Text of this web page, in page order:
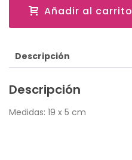
Añadir al carrito
Descripción
Descripción
Medidas: 19 x 5 cm